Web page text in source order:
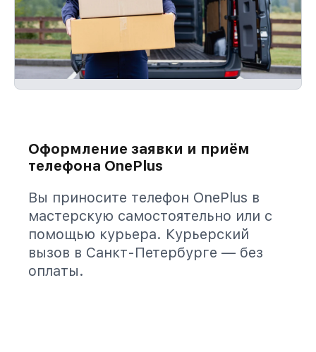
Оформление заявки и приём
телефона OnePlus
Вы приносите телефон OnePlus в
мастерскую самостоятельно или с
помощью курьера. Курьерский
вызов в Санкт-Петербурге — без
оплаты.